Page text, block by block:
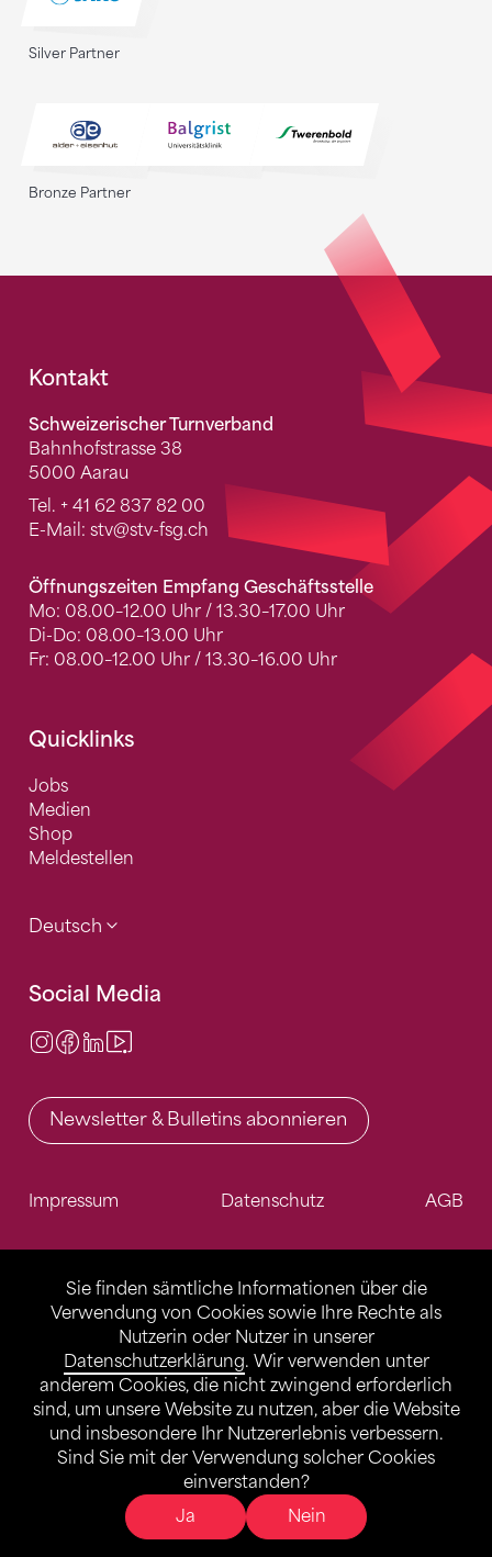
Sie finden sämtliche Informationen über die
Verwendung von Cookies sowie Ihre Rechte als
Nutzerin oder Nutzer in unserer
Datenschutzerklärung. Wir verwenden unter
anderem Cookies, die nicht zwingend erforderlich
sind, um unsere Website zu nutzen, aber die Website
und insbesondere Ihr Nutzererlebnis verbessern.
Sind Sie mit der Verwendung solcher Cookies
einverstanden?
Ja
Nein
Silver Partner
Bronze Partner
Fusszeile
Kontakt
Schweizerischer Turnverband
Bahnhofstrasse 38
5000 Aarau
Tel. + 41 62 837 82 00
E-Mail: stv@stv-fsg.ch
Öffnungszeiten Empfang Geschäftsstelle
Mo: 08.00–12.00 Uhr / 13.30–17.00 Uhr
Di-Do: 08.00–13.00 Uhr
Fr: 08.00–12.00 Uhr / 13.30–16.00 Uhr
Quicklinks
Jobs
Medien
Shop
Meldestellen
Deutsch
Social Media
Instagram
Facebook
LinkedIn
Newsletter & Bulletins abonnieren
Impressum Datenschutz AGB